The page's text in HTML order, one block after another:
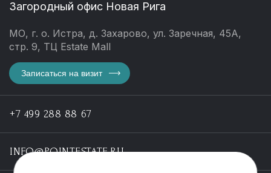
Загородный офис Новая Рига
МО, г. о. Истра, д. Захарово, ул. Заречная, 45А,
стр. 9, ТЦ Estate Mall
Записаться на визит
+7 499 288 88 67
INFO@POINTESTATE.RU